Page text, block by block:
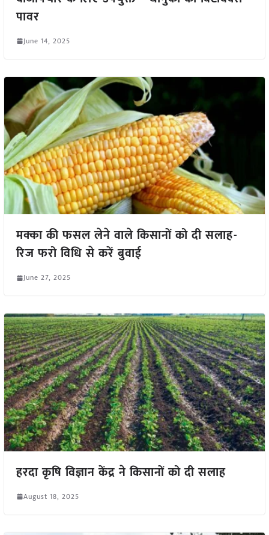
पावर
June 14, 2025
मक्का की फसल लेने वाले किसानों को दी सलाह-
रिज फरो विधि से करें बुवाई
June 27, 2025
हरदा कृषि विज्ञान केंद्र ने किसानों को दी सलाह
August 18, 2025